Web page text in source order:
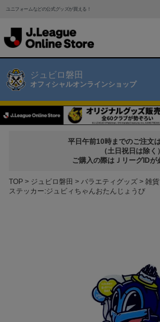
ユニフォームなどの公式グッズが買える！
ジュビロ磐田
オフィシャルオンラインショップ
平日午前10時までのご注文
（土日祝日は除く）
ご購入の際はＪリーグIDが
TOP ジュビロ磐田 バラエティグッズ
雑貨
ステッカー:ジュビィちゃんおたんじょうび